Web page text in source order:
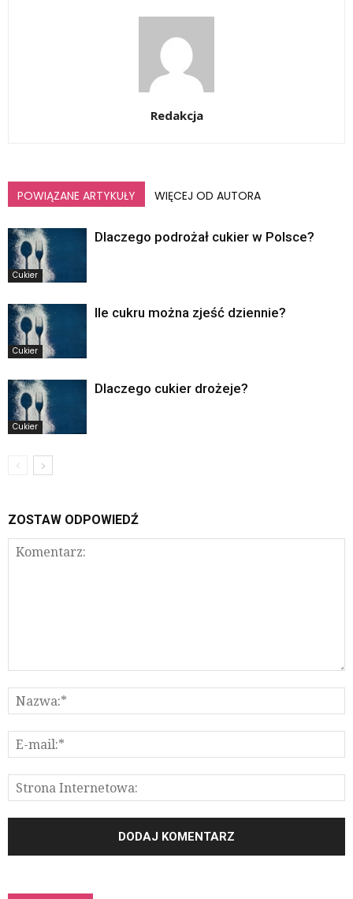
Redakcja
POWIĄZANE ARTYKUŁY WIĘCEJ OD AUTORA
Cukier
Dlaczego podrożał cukier w Polsce?
Cukier
Ile cukru można zjeść dziennie?
Cukier
Dlaczego cukier drożeje?
ZOSTAW ODPOWIEDŹ